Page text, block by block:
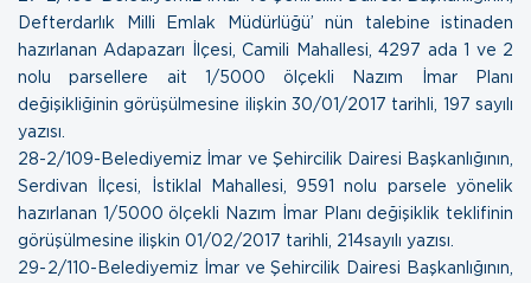
Defterdarlık Milli Emlak Müdürlüğü’ nün talebine istinaden
hazırlanan Adapazarı İlçesi, Camili Mahallesi, 4297 ada 1 ve 2
nolu parsellere ait 1/5000 ölçekli Nazım İmar Planı
değişikliğinin görüşülmesine ilişkin 30/01/2017 tarihli, 197 sayılı
yazısı.
28- 2/109-Belediyemiz İmar ve Şehircilik Dairesi Başkanlığının,
Serdivan İlçesi, İstiklal Mahallesi, 9591 nolu parsele yönelik
hazırlanan 1/5000 ölçekli Nazım İmar Planı değişiklik teklifinin
görüşülmesine ilişkin 01/02/2017 tarihli, 214sayılı yazısı.
29- 2/110-Belediyemiz İmar ve Şehircilik Dairesi Başkanlığının,